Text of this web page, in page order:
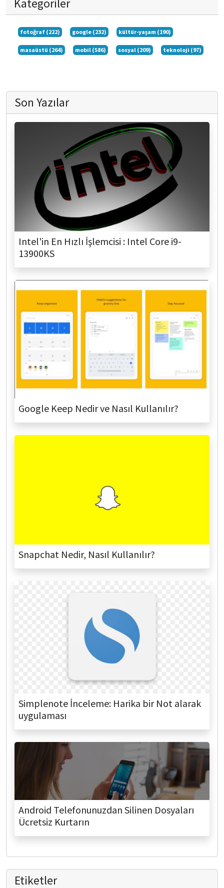
Kategoriler
fotoğraf (222) google (232) kültür-yaşam (190)
masaüstü (264) mobil (586) sosyal (209) teknoloji (97)
Son Yazılar
Intel'in En Hızlı İşlemcisi : Intel Core i9-
13900KS
Google Keep Nedir ve Nasıl Kullanılır?
Snapchat Nedir, Nasıl Kullanılır?
Simplenote İnceleme: Harika bir Not alarak
uygulaması
Android Telefonunuzdan Silinen Dosyaları
Ücretsiz Kurtarın
Etiketler